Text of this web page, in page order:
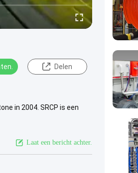
Delen
in 2004. SRCP is een
Laat een bericht achter.